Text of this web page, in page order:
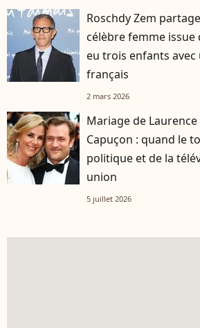
Roschdy Zem
célèbre femme issue
eu trois enfants
français
2 mars 2026
Mariage de
Capuçon : quand le
politique et de la
union
5 juillet 2026